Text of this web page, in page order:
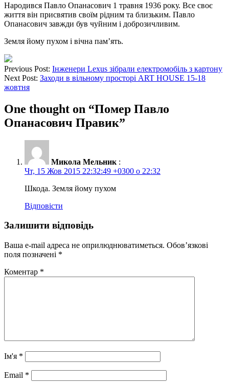
Народився Павло Опанасович 1 травня 1936 року. Все своє
життя він присвятив своїм рідним та близьким. Павло
Опанасович завжди був чуйним і доброзичливим.
Земля йому пухом і вічна пам’ять.
Previous Post: Інженери Lexus зібрали електромобіль з картону
Next Post: Заходи в вільному просторі ART HOUSE 15-18
жовтня
One thought on “Помер Павло
Опанасович Правик”
Микола Мельник :
Чт, 15 Жов 2015 22:32:49 +0300 о 22:32
Шкода. Земля йому пухом
Відповісти
Залишити відповідь
Ваша e-mail адреса не оприлюднюватиметься. Обов’язкові
поля позначені *
Коментар *
Ім'я *
Email *